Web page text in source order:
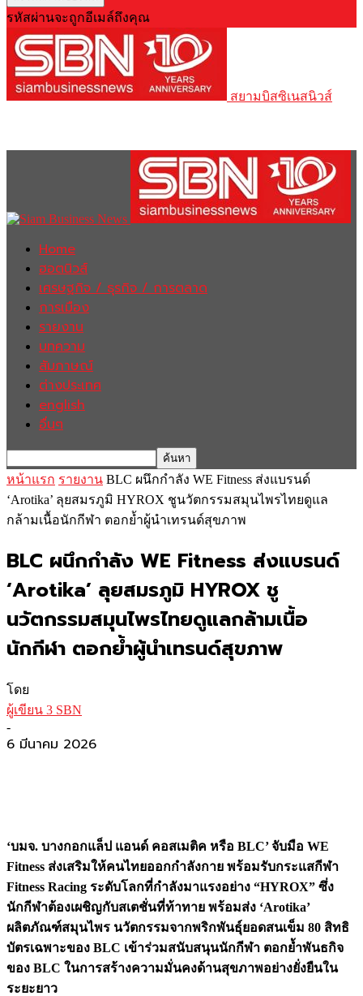
รหัสผ่านจะถูกอีเมล์ถึงคุณ
สยามบิสซิเนสนิวส์
Home
ฮอตนิวส์
เศรษฐกิจ / ธุรกิจ / การตลาด
การเมือง
รายงาน
บทความ
สัมภาษณ์
ต่างประเทศ
english
อื่นๆ
หน้าแรก รายงาน BLC ผนึกกำลัง WE Fitness ส่งแบรนด์
‘Arotika’ ลุยสมรภูมิ HYROX ชูนวัตกรรมสมุนไพรไทยดูแล
กล้ามเนื้อนักกีฬา ตอกย้ำผู้นำเทรนด์สุขภาพ
BLC ผนึกกำลัง WE Fitness ส่งแบรนด์
‘Arotika’ ลุยสมรภูมิ HYROX ชู
นวัตกรรมสมุนไพรไทยดูแลกล้ามเนื้อ
นักกีฬา ตอกย้ำผู้นำเทรนด์สุขภาพ
โดย
ผู้เขียน 3 SBN
-
6 มีนาคม 2026
‘บมจ. บางกอกแล็ป แอนด์ คอสเมติค หรือ BLC’ จับมือ WE
Fitness ส่งเสริมให้คนไทยออกกำลังกาย พร้อมรับกระแสกีฬา
Fitness Racing ระดับโลกที่กำลังมาแรงอย่าง “HYROX” ซึ่ง
นักกีฬาต้องเผชิญกับสเตชั่นที่ท้าทาย พร้อมส่ง ‘Arotika’
ผลิตภัณฑ์สมุนไพร นวัตกรรมจากพริกพันธุ์ยอดสนเข็ม 80 สิทธิ
บัตรเฉพาะของ BLC เข้าร่วมสนับสนุนนักกีฬา ตอกย้ำพันธกิจ
ของ BLC ในการสร้างความมั่นคงด้านสุขภาพอย่างยั่งยืนใน
ระยะยาว